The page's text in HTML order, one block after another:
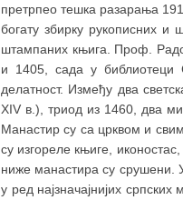
претрпео тешка разарања
богату збирку рукописних
штампаних књига. Проф.
и 1405, сада у библиотеци
делатност. Између два
XIV в.), триод из 1460, два
Манастир су са црквом и
су изгореле књиге,
ниже манастира су срушени.
у ред најзначајнијих